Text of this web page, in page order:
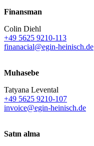
Finansman
Colin Diehl
+49 5625 9210-113
finanacial@egin-heinisch.de
Muhasebe
Tatyana Levental
+49 5625 9210-107
invoice@egin-heinisch.de
Satın alma